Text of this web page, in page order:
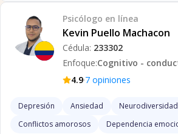
Psicólogo en línea
Kevin Puello Machacon
Cédula: 233302
Enfoque:Cognitivo -
4.9·7 opiniones
Depresión Ansiedad
Neurodiversidad
Conflictos amorosos
Dependencia